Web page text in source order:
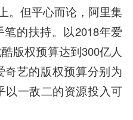
。但平心而论，阿里集
的扶持。以2018年爱
版权预算达到300亿人
艺的版权预算分别为
以一敌二的资源投入可